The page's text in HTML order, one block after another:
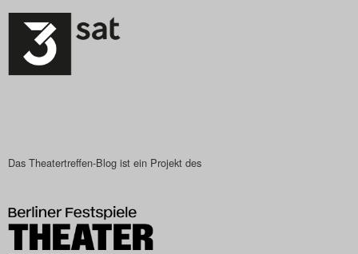
Das Theatertreffen-Blog ist ein Projekt des